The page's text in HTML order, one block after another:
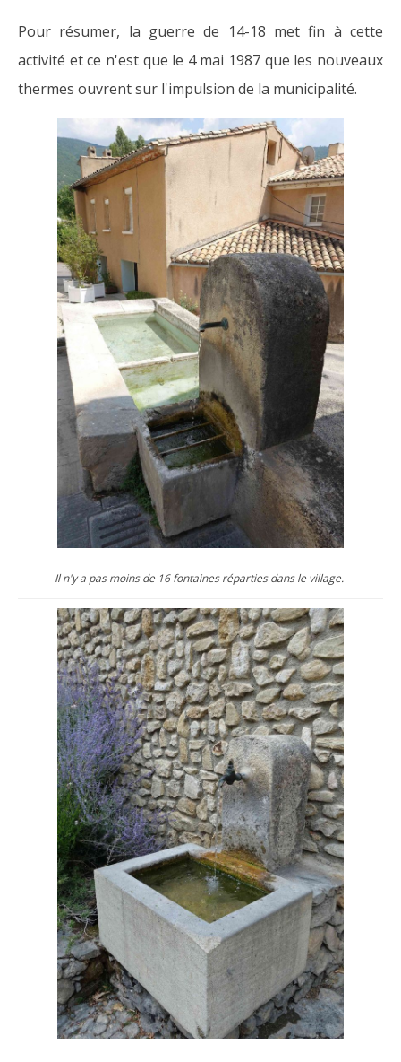
Pour résumer, la guerre de 14-18 met fin à cette
activité et ce n'est que le 4 mai 1987 que les nouveaux
thermes ouvrent sur l'impulsion de la municipalité.
Il n'y a pas moins de 16 fontaines réparties dans le village.